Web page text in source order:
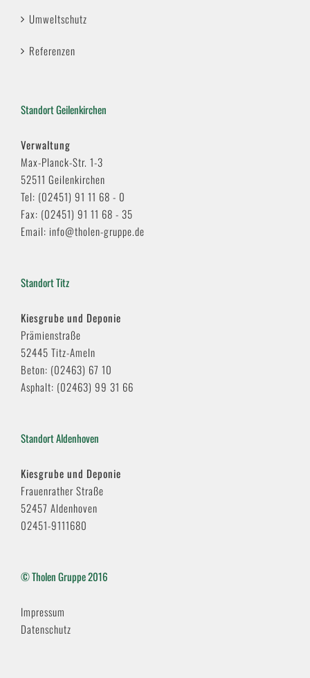
Umweltschutz
Referenzen
Standort Geilenkirchen
Verwaltung
Max-Planck-Str. 1-3
52511 Geilenkirchen
Tel: (02451) 91 11 68 - 0
Fax: (02451) 91 11 68 - 35
Email: info@tholen-gruppe.de
Standort Titz
Kiesgrube und Deponie
Prämienstraße
52445 Titz-Ameln
Beton: (02463) 67 10
Asphalt: (02463) 99 31 66
Standort Aldenhoven
Kiesgrube und Deponie
Frauenrather Straße
52457 Aldenhoven
02451-9111680
© Tholen Gruppe 2016
Impressum
Datenschutz